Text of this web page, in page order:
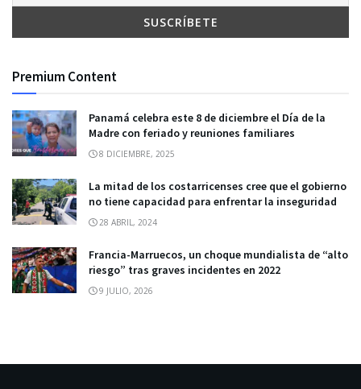
Premium Content
Panamá celebra este 8 de diciembre el Día de la
Madre con feriado y reuniones familiares
8 DICIEMBRE, 2025
La mitad de los costarricenses cree que el gobierno
no tiene capacidad para enfrentar la inseguridad
28 ABRIL, 2024
Francia-Marruecos, un choque mundialista de “alto
riesgo” tras graves incidentes en 2022
9 JULIO, 2026